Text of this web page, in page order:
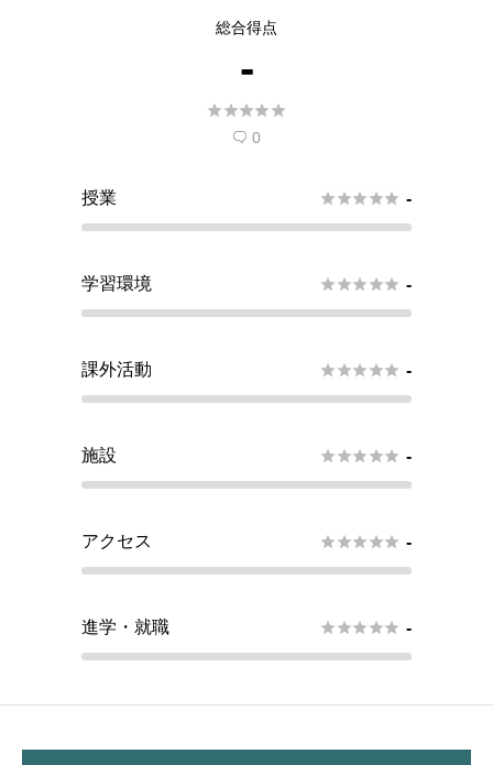
総合得点
-

 0
授業  -
学習環境  -
課外活動  -
施設  -
アクセス  -
進学・就職  -